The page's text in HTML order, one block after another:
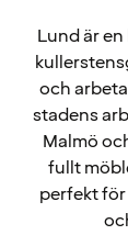
Lund är
och
stadens
Malmö
fullt
perfekt